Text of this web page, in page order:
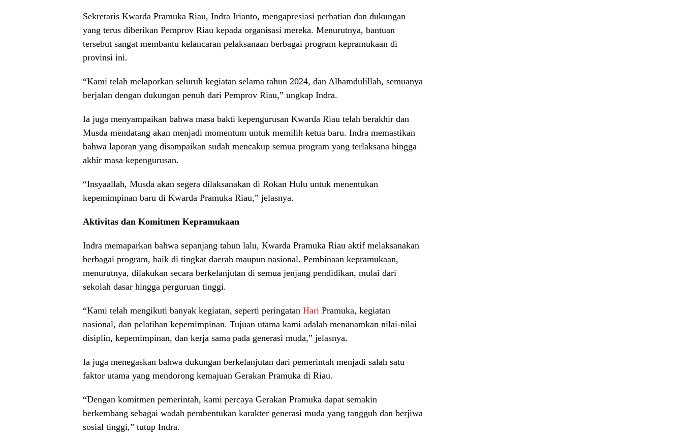
Sekretaris Kwarda Pramuka Riau, Indra Irianto, mengapresiasi perhatian dan dukungan
yang terus diberikan Pemprov Riau kepada organisasi mereka. Menurutnya, bantuan
tersebut sangat membantu kelancaran pelaksanaan berbagai program kepramukaan di
provinsi ini.
“Kami telah melaporkan seluruh kegiatan selama tahun 2024, dan Alhamdulillah, semuanya
berjalan dengan dukungan penuh dari Pemprov Riau,” ungkap Indra.
Ia juga menyampaikan bahwa masa bakti kepengurusan Kwarda Riau telah berakhir dan
Musda mendatang akan menjadi momentum untuk memilih ketua baru. Indra memastikan
bahwa laporan yang disampaikan sudah mencakup semua program yang terlaksana hingga
akhir masa kepengurusan.
“Insyaallah, Musda akan segera dilaksanakan di Rokan Hulu untuk menentukan
kepemimpinan baru di Kwarda Pramuka Riau,” jelasnya.
Aktivitas dan Komitmen Kepramukaan
Indra memaparkan bahwa sepanjang tahun lalu, Kwarda Pramuka Riau aktif melaksanakan
berbagai program, baik di tingkat daerah maupun nasional. Pembinaan kepramukaan,
menurutnya, dilakukan secara berkelanjutan di semua jenjang pendidikan, mulai dari
sekolah dasar hingga perguruan tinggi.
“Kami telah mengikuti banyak kegiatan, seperti peringatan Hari Pramuka, kegiatan
nasional, dan pelatihan kepemimpinan. Tujuan utama kami adalah menanamkan nilai-nilai
disiplin, kepemimpinan, dan kerja sama pada generasi muda,” jelasnya.
Ia juga menegaskan bahwa dukungan berkelanjutan dari pemerintah menjadi salah satu
faktor utama yang mendorong kemajuan Gerakan Pramuka di Riau.
“Dengan komitmen pemerintah, kami percaya Gerakan Pramuka dapat semakin
berkembang sebagai wadah pembentukan karakter generasi muda yang tangguh dan berjiwa
sosial tinggi,” tutup Indra.